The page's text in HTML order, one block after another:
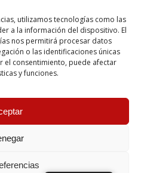
utilizamos tecnologías como las
a la información del dispositivo. El
nos permitirá procesar datos
o las identificaciones únicas
el consentimiento, puede afectar
y funciones.
Privacidad
de Cookies
del bono Kit Digital y lo ha
Europea – NextGeneration EU
los derechos reservados |